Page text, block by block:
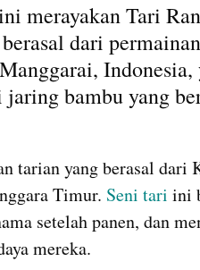
merayakan Tari
dari
bambu yang
tarian yang berasal dari
Timur. Seni tari ini
setelah panen, dan
mereka.